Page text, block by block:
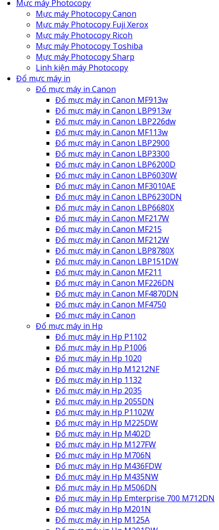
Mực máy Photocopy
Mực máy Photocopy Canon
Mực máy Photocopy Fuji Xerox
Mực máy Photocopy Ricoh
Mực máy Photocopy Toshiba
Mực máy Photocopy Sharp
Linh kiện máy Photocopy
Đổ mực máy in
Đổ mực máy in Canon
Đổ mực máy in Canon MF913w
Đổ mực máy in Canon LBP913w
Đổ mực máy in Canon LBP226dw
Đổ mực máy in Canon MF113w
Đổ mực máy in Canon LBP2900
Đổ mực máy in Canon LBP3300
Đổ mực máy in Canon LBP6200D
Đổ mực máy in Canon LBP6030W
Đổ mực máy in Canon MF3010AE
Đổ mực máy in Canon LBP6230DN
Đổ mực máy in Canon LBP6680X
Đổ mực máy in Canon MF217W
Đổ mực máy in Canon MF215
Đổ mực máy in Canon MF212W
Đổ mực máy in Canon LBP8780X
Đổ mực máy in Canon LBP151DW
Đổ mực máy in Canon MF211
Đổ mực máy in Canon MF226DN
Đổ mực máy in Canon MF4870DN
Đổ mực máy in Canon MF4750
Đổ mực máy in Canon
Đổ mực máy in Hp
Đổ mực máy in Hp P1102
Đổ mực máy in Hp P1006
Đổ mực máy in Hp 1020
Đổ mực máy in Hp M1212NF
Đổ mực máy in Hp 1132
Đổ mực máy in Hp 2035
Đổ mực máy in Hp 2055DN
Đổ mực máy in Hp P1102W
Đổ mực máy in Hp M225DW
Đổ mực máy in Hp M402D
Đổ mực máy in Hp M127FW
Đổ mực máy in Hp M706N
Đổ mực máy in Hp M436FDW
Đổ mực máy in Hp M435NW
Đổ mực máy in Hp M506DN
Đổ mực máy in Hp Emterprise 700 M712DN
Đổ mực máy in Hp M201N
Đổ mực máy in Hp M125A